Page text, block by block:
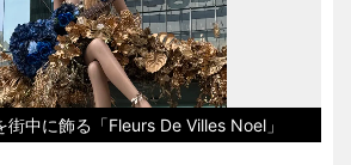
中に飾る「Fleurs De Villes Noel」